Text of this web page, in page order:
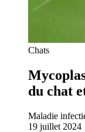
Chats
du chat
Maladie
19 juillet 2024